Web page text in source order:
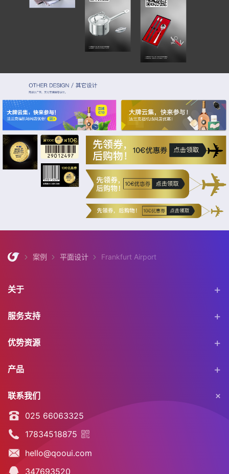
案例 平面设计 Frankfurt Airport
关于
服务支持
优势资源
产品
联系我们
025 66063325
17834518875
hello@qooui.com
347693520